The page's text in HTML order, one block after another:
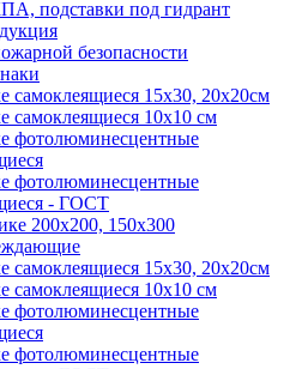
подставки под гидрант
безопасности
самоклеящиеся 15х30, 20х20см
самоклеящиеся 10х10 см
фотолюминесцентные
фотолюминесцентные
- ГОСТ
200х200, 150х300
самоклеящиеся 15х30, 20х20см
самоклеящиеся 10х10 см
фотолюминесцентные
фотолюминесцентные